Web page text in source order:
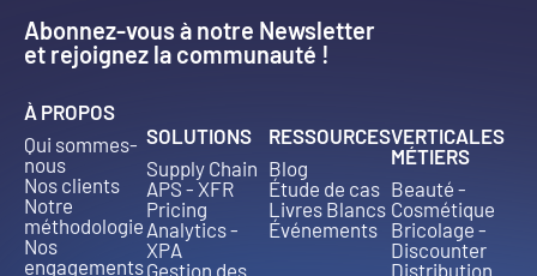
Abonnez-vous à notre Newsletter
et rejoignez la communauté !
À PROPOS
Qui sommes-
nous
Nos clients
Notre
méthodologie
Nos
engagements
SOLUTIONS
Supply Chain
APS - XFR
Pricing
Analytics -
XPA
Gestion des
RESSOURCES
Blog
Étude de cas
Livres Blancs
Événements
VERTICALES
MÉTIERS
Beauté -
Cosmétique
Bricolage -
Discounter
Distribution